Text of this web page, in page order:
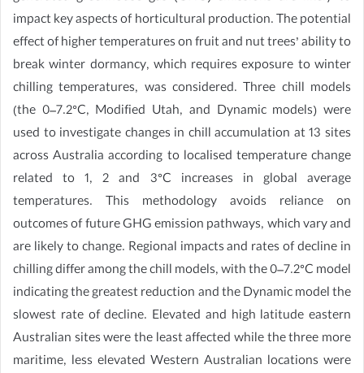
impact key aspects of horticultural production. The potential
effect of higher temperatures on fruit and nut trees’ ability to
break winter dormancy, which requires exposure to winter
chilling temperatures, was considered. Three chill models
(the 0–7.2°C, Modified Utah, and Dynamic models) were
used to investigate changes in chill accumulation at 13 sites
across Australia according to localised temperature change
related to 1, 2 and 3°C increases in global average
temperatures. This methodology avoids reliance on
outcomes of future GHG emission pathways, which vary and
are likely to change. Regional impacts and rates of decline in
chilling differ among the chill models, with the 0–7.2°C model
indicating the greatest reduction and the Dynamic model the
slowest rate of decline. Elevated and high latitude eastern
Australian sites were the least affected while the three more
maritime, less elevated Western Australian locations were